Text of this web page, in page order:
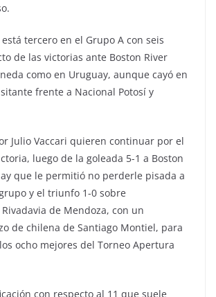
tercero en el Grupo A con seis
de las victorias ante Boston River
como en Uruguay, aunque cayó en
frente a Nacional Potosí y
Julio Vaccari quieren continuar por el
luego de la goleada 5-1 a Boston
que le permitió no perderle pisada a
y el triunfo 1-0 sobre
de Mendoza, con un
de chilena de Santiago Montiel, para
ocho mejores del Torneo Apertura
con respecto al 11 que suele